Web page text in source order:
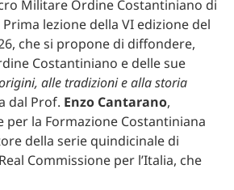
Militare Ordine Costantiniano di
lezione della VI edizione del
che si propone di diffondere,
Costantiniano e delle sue
alle tradizioni e alla storia
dal Prof. Enzo Cantarano,
per la Formazione Costantiniana
della serie quindicinale di
Commissione per l’Italia, che